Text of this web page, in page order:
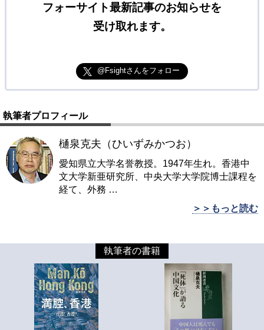
フォーサイト最新記事のお知らせを
受け取れます。
@Fsightさんをフォロー
執筆者プロフィール
樋泉克夫（ひいずみかつお）
愛知県立大学名誉教授。1947年生れ。香港中
文大学新亜研究所、中央大学大学院博士課程を
経て、外務 …
＞＞もっと読む
執筆者の書籍